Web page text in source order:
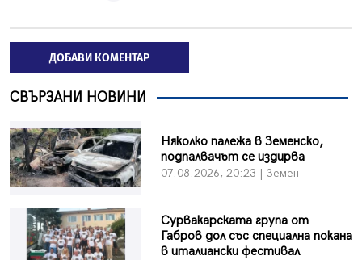
ДОБАВИ КОМЕНТАР
СВЪРЗАНИ НОВИНИ
Няколко палежа в Земенско,
подпалвачът се издирва
07.08.2026, 20:23 | Земен
Сурвакарската група от
Габров дол със специална покана
в италиански фестивал